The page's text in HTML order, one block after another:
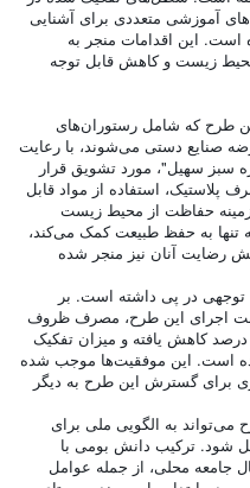
آموزشی متعددی برای آشنایی
است. این اقدامات منجر به
زیست و کاهش قابل توجه
طرح که شامل رستوران‌های
صنایع دستی می‌شوند، با رعایت
سبز سهیل"، مورد تشویق قرار
استفاده از مواد قابل
زمینه حفاظت از محیط زیست
تنها به حفظ طبیعت کمک می‌کند،
رضایت آنان نیز منجر شده
توجهی در پی داشته است. بر
اجرای این طرح، مصرف ظروف
یکبار مصرف پلاستیکی در روستا حدود ۲۵ درصد کاهش یافته و میزان تفکیک
بیش از ۴۵ درصد رسیده است. این موفقیت‌ها موجب شده
برای گسترش این طرح به دیگر
به الگویی ملی برای
شود. ترکیب دانش بومی با
محلی، از جمله عوامل